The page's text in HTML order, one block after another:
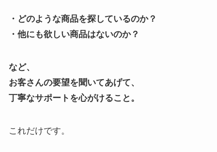
・どのような商品を探しているのか？
・他にも欲しい商品はないのか？
など、
お客さんの要望を聞いてあげて、
丁寧なサポートを心がけること。
これだけです。